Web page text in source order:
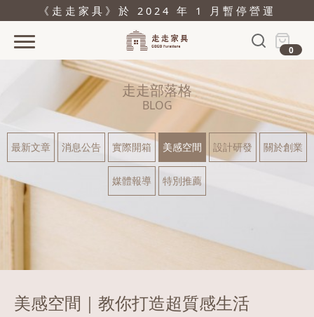
《走走家具》於 2024 年 1 月暫停營運
0
產品
關於
據點
結帳
走走部落格
BLOG
最新文章 消息公告 實際開箱 美感空間 設計研發 關於創業
媒體報導 特別推薦
美感空間｜教你打造超質感生活